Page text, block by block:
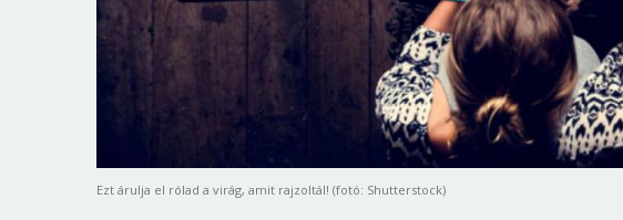
Ezt árulja el rólad a virág, amit rajzoltál! (fotó: Shutterstock)